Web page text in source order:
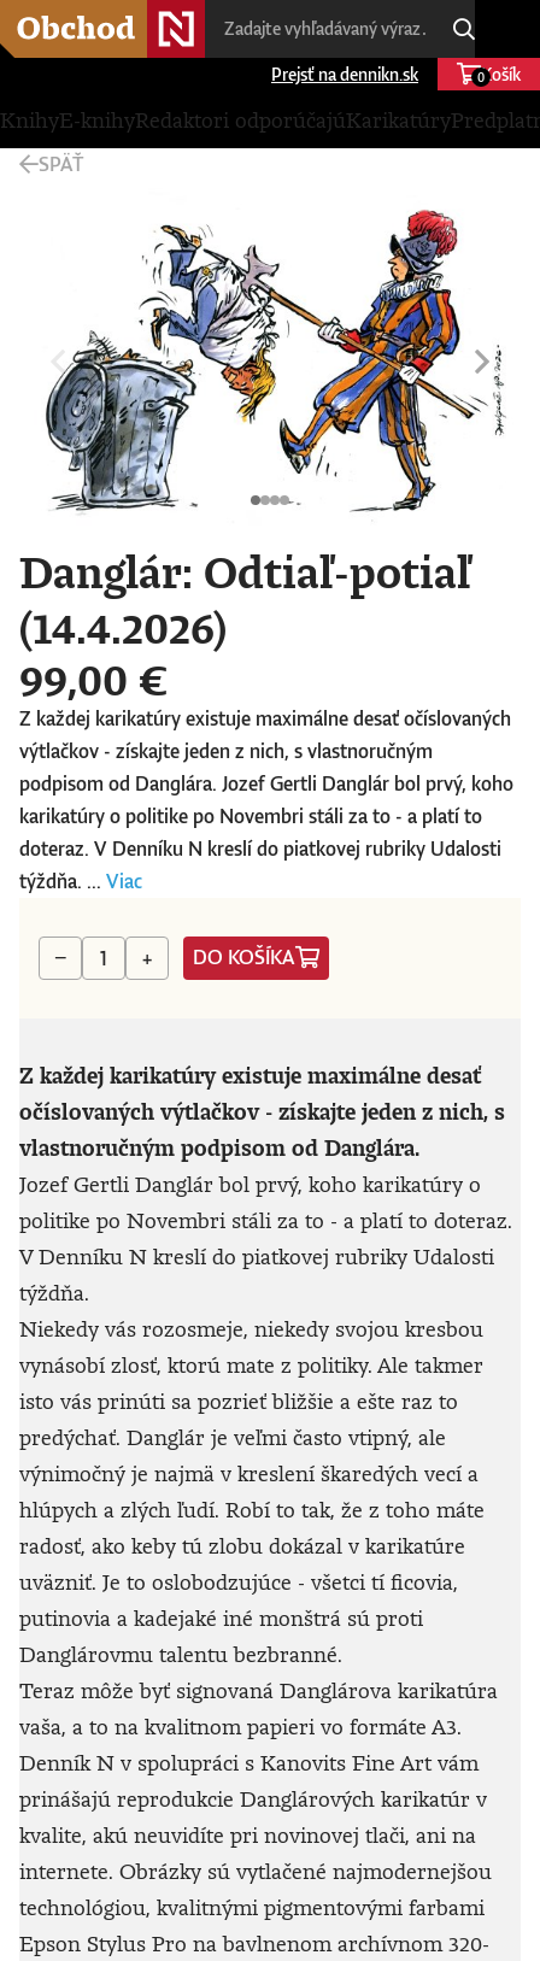
Prejsť na dennikn.sk Košík
0
KnihyE-knihyRedaktori odporúčajúKarikatúry
SPÄŤ
Danglár: Odtiaľ-potiaľ
(14.4.2026)
99,00 €
Z každej karikatúry existuje maximálne desať očíslovaných
výtlačkov - získajte jeden z nich, s vlastnoručným
podpisom od Danglára. Jozef Gertli Danglár bol prvý, koho
karikatúry o politike po Novembri stáli za to - a platí to
doteraz. V Denníku N kreslí do piatkovej rubriky Udalosti
týždňa. ... Viac
− + DO KOŠÍKA
Z každej karikatúry existuje maximálne desať
očíslovaných výtlačkov - získajte jeden z nich, s
vlastnoručným podpisom od Danglára.
Jozef Gertli Danglár bol prvý, koho karikatúry o
politike po Novembri stáli za to - a platí to doteraz.
V Denníku N kreslí do piatkovej rubriky Udalosti
týždňa.
Niekedy vás rozosmeje, niekedy svojou kresbou
vynásobí zlosť, ktorú mate z politiky. Ale takmer
isto vás prinúti sa pozrieť bližšie a ešte raz to
predýchať. Danglár je veľmi často vtipný, ale
výnimočný je najmä v kreslení škaredých vecí a
hlúpych a zlých ľudí. Robí to tak, že z toho máte
radosť, ako keby tú zlobu dokázal v karikatúre
uväzniť. Je to oslobodzujúce - všetci tí ficovia,
putinovia a kadejaké iné monštrá sú proti
Danglárovmu talentu bezbranné.
Teraz môže byť signovaná Danglárova karikatúra
vaša, a to na kvalitnom papieri vo formáte A3.
Denník N v spolupráci s Kanovits Fine Art vám
prinášajú reprodukcie Danglárových karikatúr v
kvalite, akú neuvidíte pri novinovej tlači, ani na
internete. Obrázky sú vytlačené najmodernejšou
technológiou, kvalitnými pigmentovými farbami
Epson Stylus Pro na bavlnenom archívnom 320-